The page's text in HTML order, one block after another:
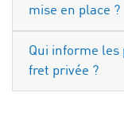
mise en place ?
Qui informe les
fret privée ?